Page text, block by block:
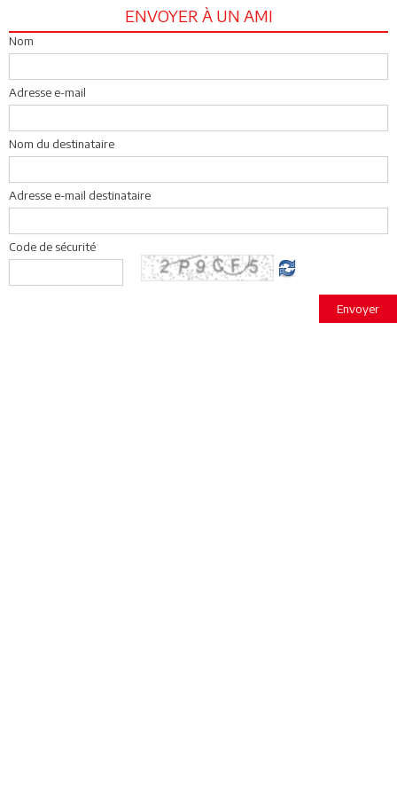
ENVOYER À UN AMI
Nom
Adresse e-mail
Nom du destinataire
Adresse e-mail destinataire
Code de sécurité
Envoyer